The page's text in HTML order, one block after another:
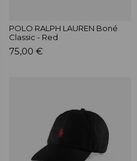
POLO RALPH LAUREN Boné
Classic - Red
75,00 €